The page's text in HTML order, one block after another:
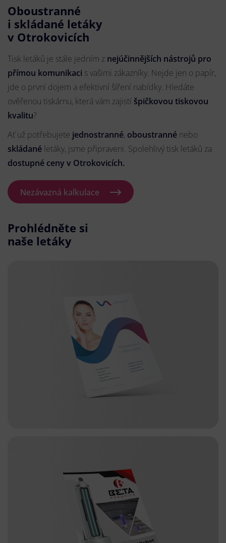
Oboustranné
i skládané letáky
v Otrokovicích
Tisk letáků je stále jedním z nejúčinnějších nástrojů pro
přímou komunikaci s vašimi zákazníky. Nejde jen o papír,
jde o první dojem a efektivní šíření nabídky. Hledáte
ověřenou tiskárnu, která vám zajistí špičkovou tiskovou
kvalitu?
Ať už potřebujete jednostranné, oboustranné nebo
skládané letáky, jsme připraveni. Spolehlivý tisk letáků za
dostupné ceny v Otrokovicích.
Nezávazná kalkulace
Prohlédněte si
naše letáky